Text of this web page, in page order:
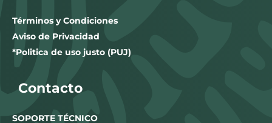
Términos y Condiciones
Aviso de Privacidad
*Politica de uso justo (PUJ)
Contacto
SOPORTE TÉCNICO